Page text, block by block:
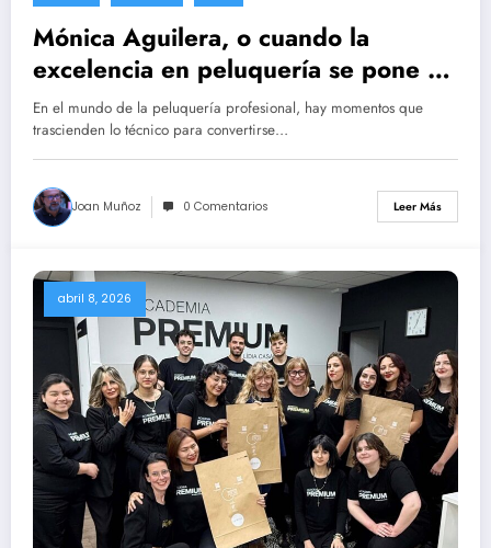
Mónica Aguilera, o cuando la
excelencia en peluquería se pone al
servicio de la solidaridad en la
pasarela flamenca.
En el mundo de la peluquería profesional, hay momentos que
trascienden lo técnico para convertirse…
Joan Muñoz 0 Comentarios Leer Más
abril 8, 2026